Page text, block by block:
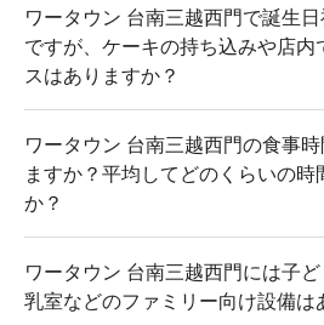
ワータウン 台南三越西門で誕生
ですが、ケーキの持ち込みや店
スはありますか？
ワータウン 台南三越西門の食事
ますか？平均してどのくらいの時
か？
ワータウン 台南三越西門には子
乳室などのファミリー向け設備は